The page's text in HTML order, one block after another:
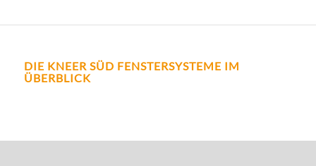
DIE KNEER SÜD FENSTERSYSTEME IM
ÜBERBLICK